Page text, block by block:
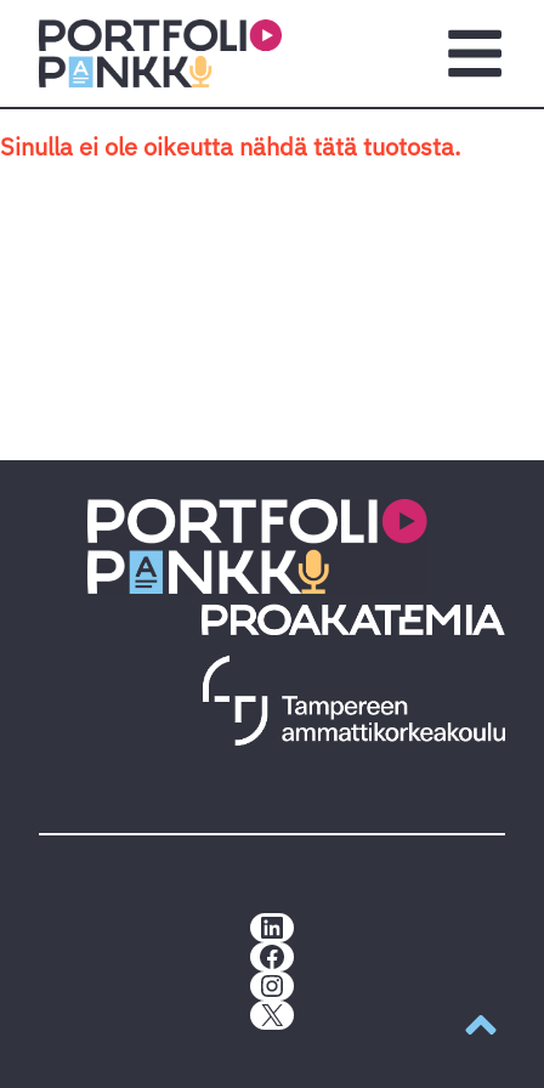
Siirry sisältöön
Sinulla ei ole oikeutta nähdä tätä tuotosta.
LinkedIn
Facebook
Instagram
X
Takaisin